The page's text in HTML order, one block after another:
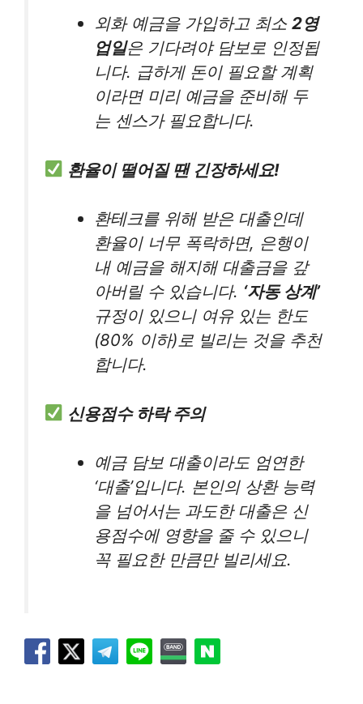
외화 예금을 가입하고 최소2영
업일은 기다려야 담보로 인정됩
니다. 급하게 돈이 필요할 계획
이라면 미리 예금을 준비해 두
는 센스가 필요합니다.
환율이 떨어질 땐 긴장하세요!
환테크를 위해 받은 대출인데
환율이 너무 폭락하면, 은행이
내 예금을 해지해 대출금을 갚
아버릴 수 있습니다. ‘자동 상계’
규정이 있으니 여유 있는 한도
(80% 이하)로 빌리는 것을 추천
합니다.
신용점수 하락 주의
예금 담보 대출이라도 엄연한
‘대출’입니다. 본인의 상환 능력
을 넘어서는 과도한 대출은 신
용점수에 영향을 줄 수 있으니
꼭 필요한 만큼만 빌리세요.